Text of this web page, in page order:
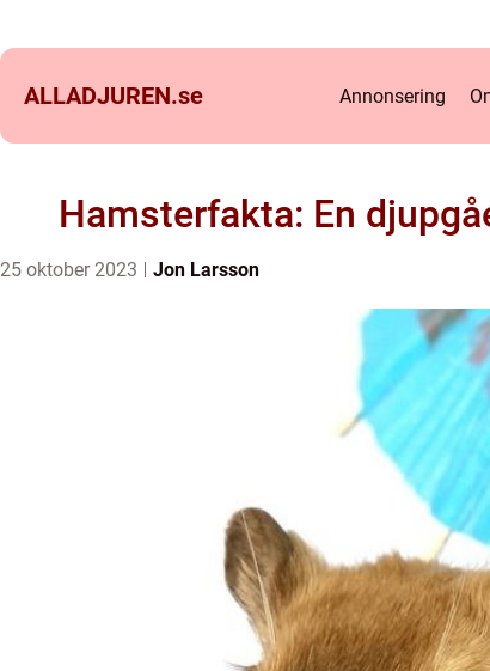
ALLADJUREN.se Annonsering
Hamsterfakta: En
25 oktober 2023 Jon Larsson